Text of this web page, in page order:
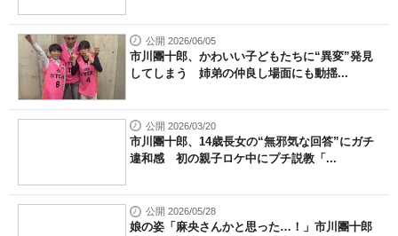
公開 2026/06/05
市川團十郎、かわいい子どもたちに“異変”発見
してしまう 姉弟の仲良し場面にも動揺...
公開 2026/03/20
市川團十郎、14歳長女の“無邪気な回答”にガチ
違和感 初の親子ロケ中にプチ説教「...
公開 2026/05/28
娘の姿「麻央さんかと思った…！」市川團十郎